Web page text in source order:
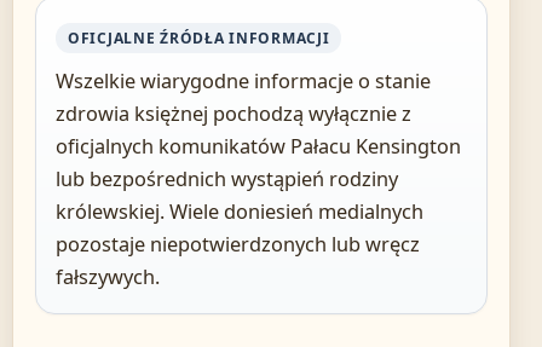
OFICJALNE ŹRÓDŁA INFORMACJI
Wszelkie wiarygodne informacje o stanie
zdrowia księżnej pochodzą wyłącznie z
oficjalnych komunikatów Pałacu Kensington
lub bezpośrednich wystąpień rodziny
królewskiej. Wiele doniesień medialnych
pozostaje niepotwierdzonych lub wręcz
fałszywych.